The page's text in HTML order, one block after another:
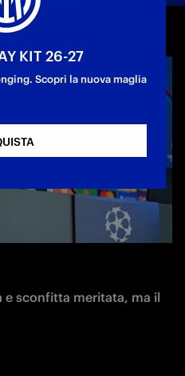
e sconfitta meritata, ma il
KIT 26-27
Scopri la nuova maglia